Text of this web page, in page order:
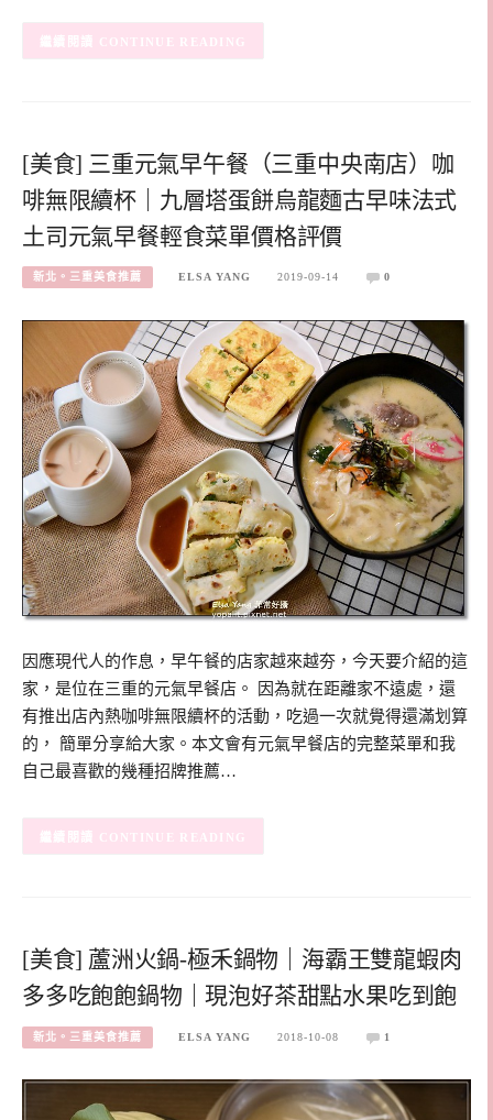
CONTINUE READING
[美食] 三重元氣早午餐（三重中央南店）咖
啡無限續杯｜九層塔蛋餅烏龍麵古早味法式
土司元氣早餐輕食菜單價格評價
新北。三重美食推薦 ELSA YANG 2019-09-14 0
因應現代人的作息，早午餐的店家越來越夯，今天要介紹的這
家，是位在三重的元氣早餐店。 因為就在距離家不遠處，還
有推出店內熱咖啡無限續杯的活動，吃過一次就覺得還滿划算
的， 簡單分享給大家。本文會有元氣早餐店的完整菜單和我
自己最喜歡的幾種招牌推薦…
CONTINUE READING
[美食] 蘆洲火鍋-極禾鍋物｜海霸王雙龍蝦肉
多多吃飽飽鍋物｜現泡好茶甜點水果吃到飽
新北。三重美食推薦 ELSA YANG 2018-10-08 1